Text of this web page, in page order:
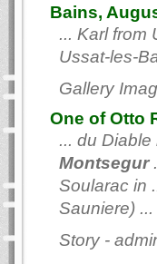
Bains,
... Karl from
Ussat-les-
Gallery
One of Otto
... du
Montsegur.
Soularac in
Sauniere) ...
Story -